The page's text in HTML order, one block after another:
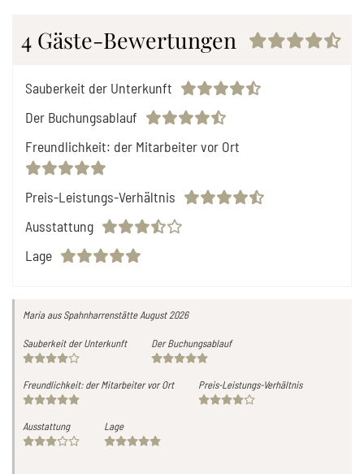
4 Gäste-Bewertungen
Sauberkeit der Unterkunft
Der Buchungsablauf
Freundlichkeit: der Mitarbeiter vor Ort
Preis-Leistungs-Verhältnis
Ausstattung
Lage
Mariaaus Spahnharrenstätte August 2026
Sauberkeit der Unterkunft Der Buchungsablauf
Freundlichkeit: der Mitarbeiter vor Ort Preis-Leistungs-Verhältnis
Ausstattung Lage